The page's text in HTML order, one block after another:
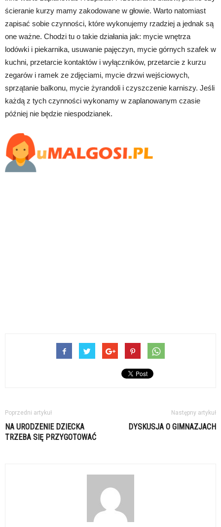
ścieranie kurzy mamy zakodowane w głowie. Warto natomiast
zapisać sobie czynności, które wykonujemy rzadziej a jednak są
one ważne. Chodzi tu o takie działania jak: mycie wnętrza
lodówki i piekarnika, usuwanie pajęczyn, mycie górnych szafek w
kuchni, przetarcie kontaktów i wyłączników, przetarcie z kurzu
zegarów i ramek ze zdjęciami, mycie drzwi wejściowych,
sprzątanie balkonu, mycie żyrandoli i czyszczenie karniszy. Jeśli
każdą z tych czynności wykonamy w zaplanowanym czasie
później nie będzie niespodzianek.
Poprzedni artykuł
NA URODZENIE DZIECKA
TRZEBA SIĘ PRZYGOTOWAĆ
Następny artykuł
DYSKUSJA O GIMNAZJACH